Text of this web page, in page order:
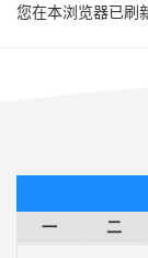
您在本浏览器已刷
一
二